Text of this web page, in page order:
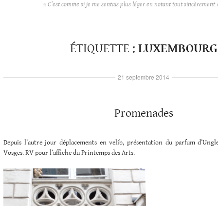
« C’est comme si je me sentais plus léger en notant tout sincèrement
ÉTIQUETTE : LUXEMBOURG
Promenades
Depuis l’autre jour déplacements en velib, présentation du parfum
Vosges. RV pour l’affiche du Printemps des Arts.
21 septembre 2014